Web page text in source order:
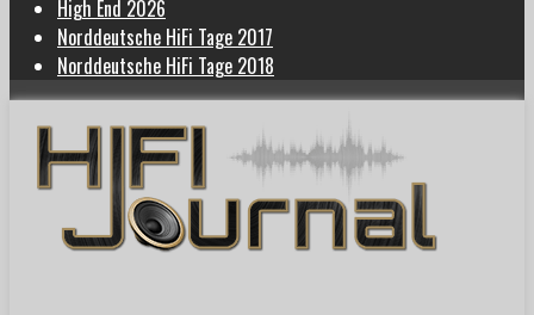
High End 2026
Norddeutsche HiFi Tage 2017
Norddeutsche HiFi Tage 2018